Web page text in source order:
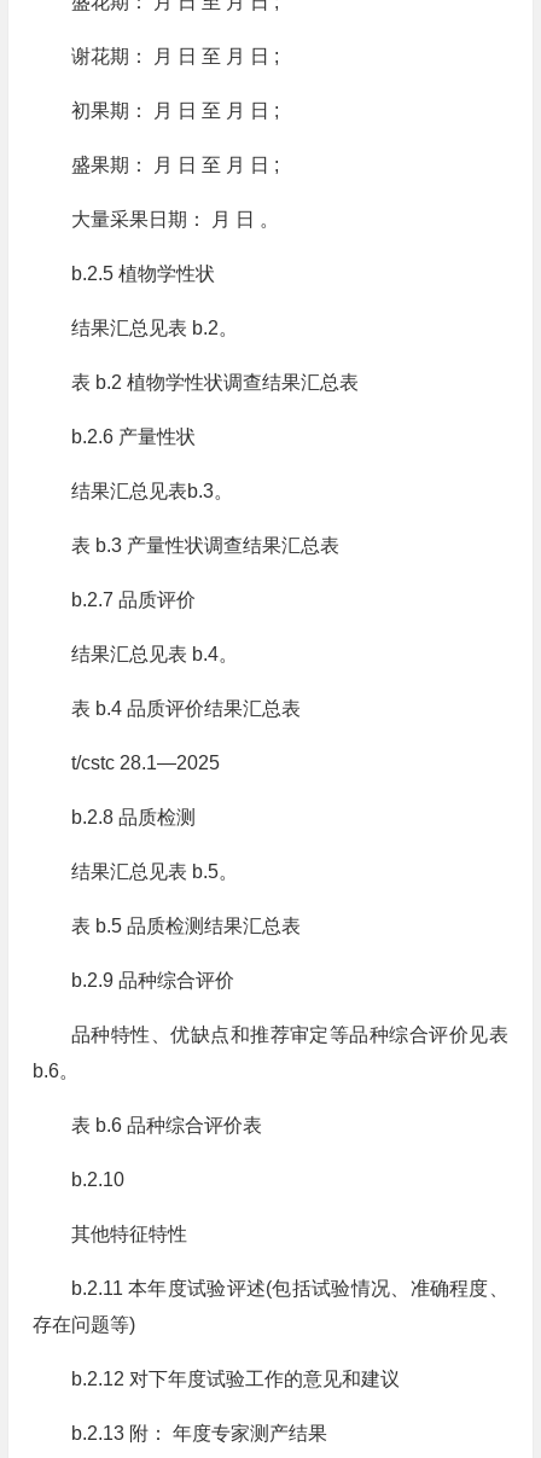
谢花期： 月 日 至 月 日 ;
初果期： 月 日 至 月 日 ;
盛果期： 月 日 至 月 日 ;
大量采果日期： 月 日 。
b.2.5 植物学性状
结果汇总见表 b.2。
表 b.2 植物学性状调查结果汇总表
b.2.6 产量性状
结果汇总见表b.3。
表 b.3 产量性状调查结果汇总表
b.2.7 品质评价
结果汇总见表 b.4。
表 b.4 品质评价结果汇总表
t/cstc 28.1—2025
b.2.8 品质检测
结果汇总见表 b.5。
表 b.5 品质检测结果汇总表
b.2.9 品种综合评价
品种特性、优缺点和推荐审定等品种综合评价见表
b.6。
表 b.6 品种综合评价表
b.2.10
其他特征特性
b.2.11 本年度试验评述(包括试验情况、准确程度、
存在问题等)
b.2.12 对下年度试验工作的意见和建议
b.2.13 附： 年度专家测产结果